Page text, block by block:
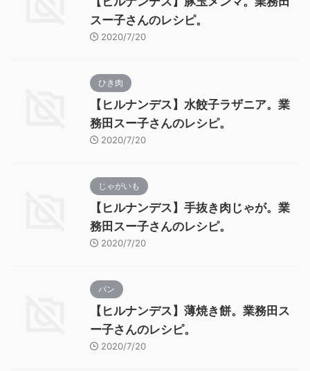
スー子さんのレシピ。
2020/7/20
ひき肉
【ヒルナンデス】水餃子ラザニア。業
務田スー子さんのレシピ。
2020/7/20
じゃがいも
【ヒルナンデス】手抜き肉じゃが。業
務田スー子さんのレシピ。
2020/7/20
パン
【ヒルナンデス】薄焼き餅。業務田ス
ー子さんのレシピ。
2020/7/20